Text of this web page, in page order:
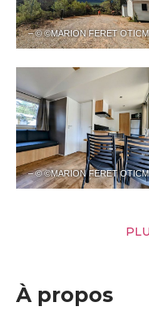
– © ©MARION FERET OTICM
– © ©MARION FERET OTICM
À propos